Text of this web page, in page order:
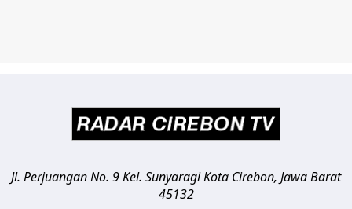
Jl. Perjuangan No. 9 Kel. SunyaragiKota Cirebon, Jawa Barat
45132